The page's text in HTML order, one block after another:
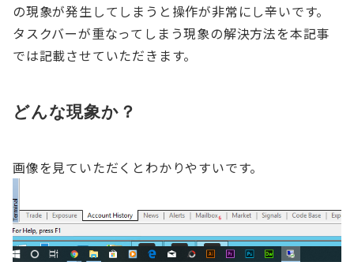
の現象が発生してしまうと操作が非常にし辛いです。
タスクバーが重なってしまう現象の解決方法を本記事
では記載させていただきます。
どんな現象か？
画像を見ていただくとわかりやすいです。